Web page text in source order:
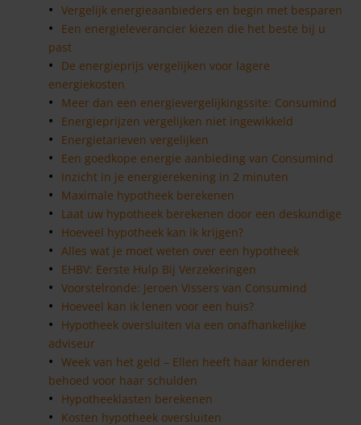
Vergelijk energieaanbieders en begin met besparen
Een energieleverancier kiezen die het beste bij u
past
De energieprijs vergelijken voor lagere
energiekosten
Meer dan een energievergelijkingssite: Consumind
Energieprijzen vergelijken niet ingewikkeld
Energietarieven vergelijken
Een goedkope energie aanbieding van Consumind
Inzicht in je energierekening in 2 minuten
Maximale hypotheek berekenen
Laat uw hypotheek berekenen door een deskundige
Hoeveel hypotheek kan ik krijgen?
Alles wat je moet weten over een hypotheek
EHBV: Eerste Hulp Bij Verzekeringen
Voorstelronde: Jeroen Vissers van Consumind
Hoeveel kan ik lenen voor een huis?
Hypotheek oversluiten via een onafhankelijke
adviseur
Week van het geld – Ellen heeft haar kinderen
behoed voor haar schulden
Hypotheeklasten berekenen
Kosten hypotheek oversluiten